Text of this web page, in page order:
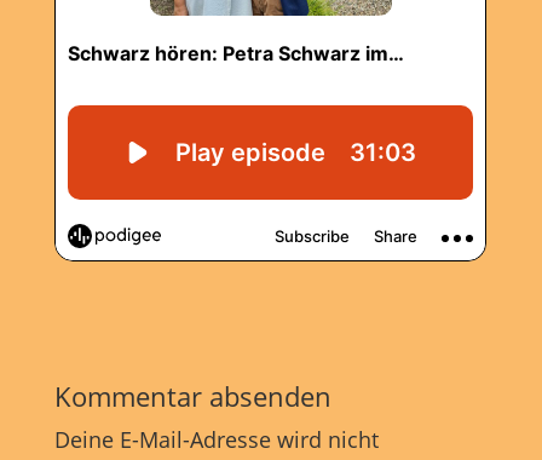
Kommentar absenden
Deine E-Mail-Adresse wird nicht